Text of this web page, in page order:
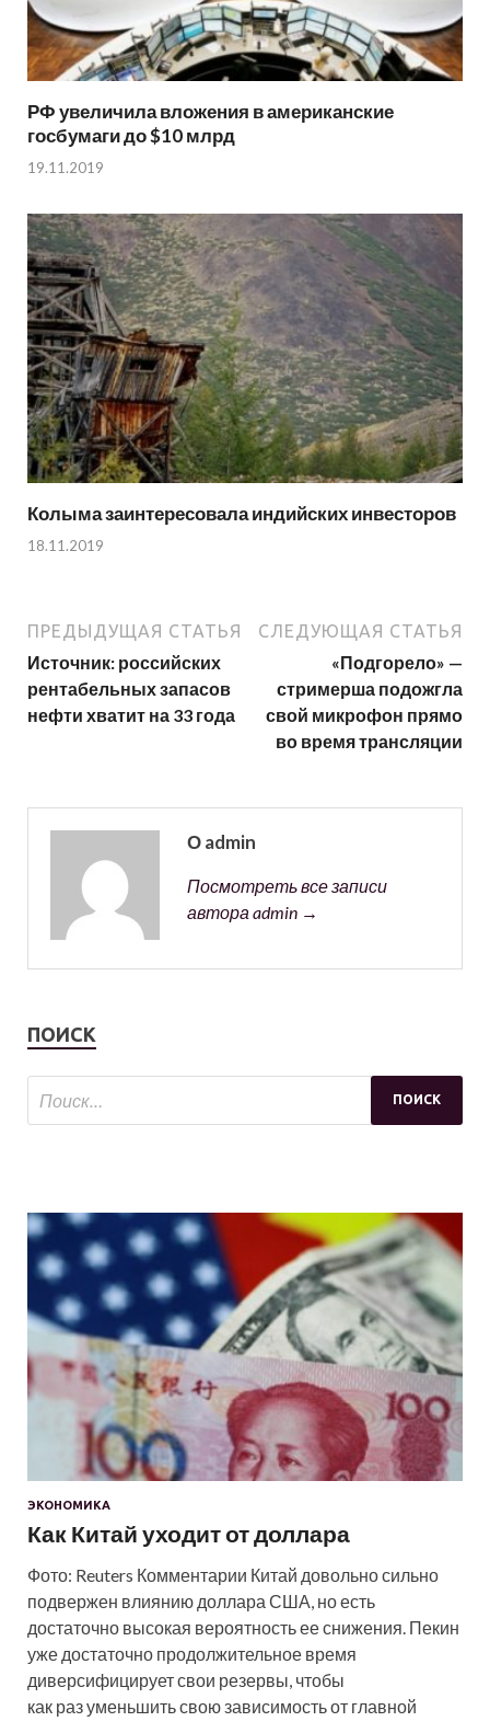
РФ увеличила вложения в американские
госбумаги до $10 млрд
19.11.2019
Колыма заинтересовала индийских инвесторов
18.11.2019
ПРЕДЫДУЩАЯ СТАТЬЯ
Источник: российских
рентабельных запасов
нефти хватит на 33 года
СЛЕДУЮЩАЯ СТАТЬЯ
«Подгорело» —
стримерша подожгла
свой микрофон прямо
во время трансляции
О admin
Посмотреть все записи
автора admin →
ПОИСК
ЭКОНОМИКА
Как Китай уходит от доллара
Фото: Reuters Комментарии Китай довольно сильно
подвержен влиянию доллара США, но есть
достаточно высокая вероятность ее снижения. Пекин
уже достаточно продолжительное время
диверсифицирует свои резервы, чтобы
как раз уменьшить свою зависимость от главной